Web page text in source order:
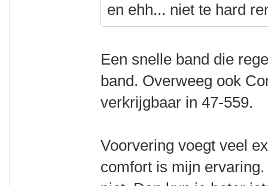
en ehh... niet te hard
Een snelle band die
band. Overweeg ook
verkrijgbaar in 47-559.
Voorvering voegt veel
comfort is mijn